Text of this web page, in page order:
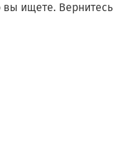
ищете. Вернитесь